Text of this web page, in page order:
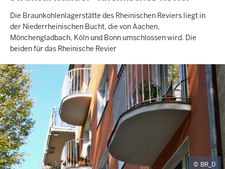
H
A
T
S
E
I
T
E
Die Braunkohlenlagerstätte des Rheinischen Reviers liegt in
der Niederrheinischen Bucht, die von Aachen,
Mönchengladbach, Köln und Bonn umschlossen wird. Die
beiden für das Rheinische Revier
BR_D